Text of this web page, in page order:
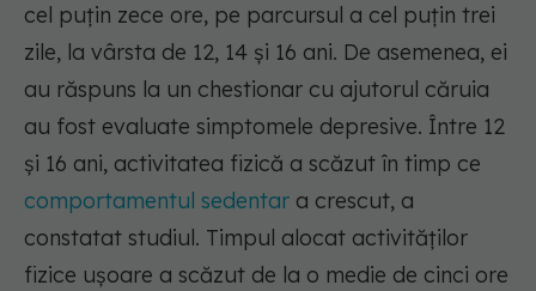
cel puţin zece ore, pe parcursul a cel puţin trei
zile, la vârsta de 12, 14 şi 16 ani. De asemenea, ei
au răspuns la un chestionar cu ajutorul căruia
au fost evaluate simptomele depresive. Între 12
şi 16 ani, activitatea fizică a scăzut în timp ce
comportamentul sedentar a crescut, a
constatat studiul. Timpul alocat activităţilor
fizice uşoare a scăzut de la o medie de cinci ore